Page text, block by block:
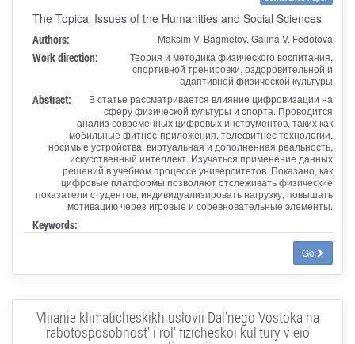
The Topical Issues of the Humanities and Social Sciences
Authors: Maksim V. Bagmetov, Galina V. Fedotova
Work direction:
Теория и методика физического воспитания,
спортивной тренировки, оздоровительной и
адаптивной физической культуры
Abstract:
В статье рассматривается влияние цифровизации на
сферу физической культуры и спорта. Проводится
анализ современных цифровых инструментов, таких как
мобильные фитнес-приложения, телефитнес технологии,
носимые устройства, виртуальная и дополненная реальность,
искусственный интеллект. Изучаться применение данных
решений в учебном процессе университетов. Показано, как
цифровые платформы позволяют отслеживать физические
показатели студентов, индивидуализировать нагрузку, повышать
мотивацию через игровые и соревновательные элементы.
Keywords:
Go
Vliianie klimaticheskikh uslovii Dal'nego Vostoka na
rabotosposobnost' i rol' fizicheskoi kul'tury v eio